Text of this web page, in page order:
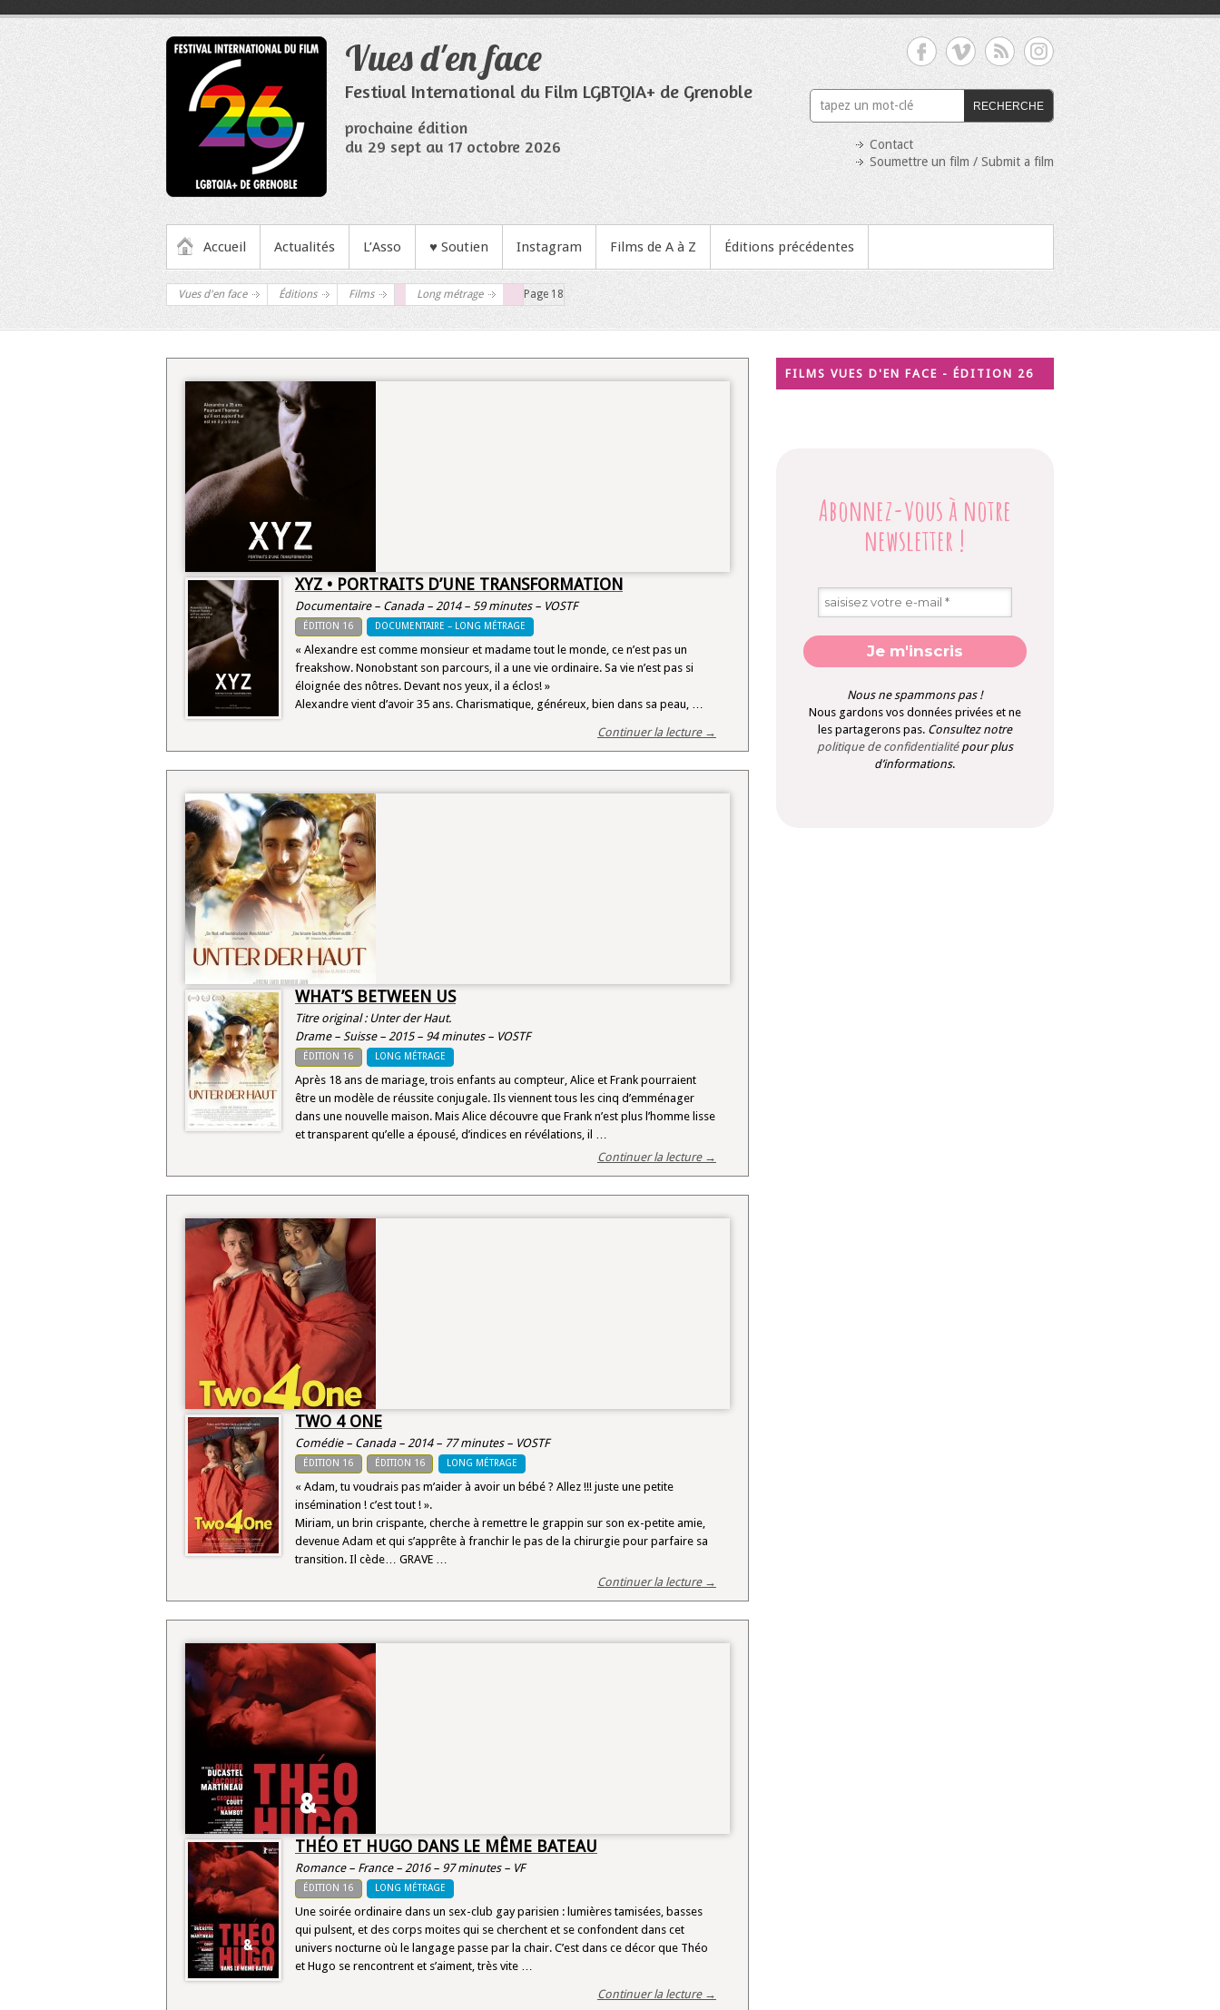
contenu
Vues d'en face
Festival International du Film LGBTQIA+ de Grenoble
prochaine édition
du 29 sept au 17 octobre 2026
RECHERCHE
Contact
Soumettre un film / Submit a film
MENU PRINCIPAL
Accueil Actualités L’Asso ♥ Soutien Instagram Films de A à Z Éditions précédentes
Vues d'en face Éditions Films Long métrage Page 18
XYZ • PORTRAITS D’UNE TRANSFORMATION
Documentaire – Canada – 2014 – 59 minutes – VOSTF
ÉDITION 16 DOCUMENTAIRE – LONG MÉTRAGE
« Alexandre est comme monsieur et madame tout le monde, ce n’est pas un
freakshow. Nonobstant son parcours, il a une vie ordinaire. Sa vie n’est pas si
éloignée des nôtres. Devant nos yeux, il a éclos! »
Alexandre vient d’avoir 35 ans. Charismatique, généreux, bien dans sa peau, …
Continuer la lecture →
WHAT’S BETWEEN US
Titre original : Unter der Haut.
Drame – Suisse – 2015 – 94 minutes – VOSTF
ÉDITION 16 LONG MÉTRAGE
Après 18 ans de mariage, trois enfants au compteur, Alice et Frank pourraient
être un modèle de réussite conjugale. Ils viennent tous les cinq d’emménager
dans une nouvelle maison. Mais Alice découvre que Frank n’est plus l’homme lisse
et transparent qu’elle a épousé, d’indices en révélations, il …
Continuer la lecture →
TWO 4 ONE
Comédie – Canada – 2014 – 77 minutes – VOSTF
ÉDITION 16 ÉDITION 16 LONG MÉTRAGE
« Adam, tu voudrais pas m’aider à avoir un bébé ? Allez !!! juste une petite
insémination ! c’est tout ! ».
Miriam, un brin crispante, cherche à remettre le grappin sur son ex-petite amie,
devenue Adam et qui s’apprête à franchir le pas de la chirurgie pour parfaire sa
transition. Il cède… GRAVE …
Continuer la lecture →
THÉO ET HUGO DANS LE MÊME BATEAU
Romance – France – 2016 – 97 minutes – VF
ÉDITION 16 LONG MÉTRAGE
Une soirée ordinaire dans un sex-club gay parisien : lumières tamisées, basses
qui pulsent, et des corps moites qui se cherchent et se confondent dans cet
univers nocturne où le langage passe par la chair. C’est dans ce décor que Théo
et Hugo se rencontrent et s’aiment, très vite …
Continuer la lecture →
FILMS VUES D'EN FACE - ÉDITION 26
Abonnez-vous à notre
newsletter !
Nous ne spammons pas !
Nous gardons vos données privées et ne
les partagerons pas. Consultez notre
politique de confidentialité pour plus
d’informations.